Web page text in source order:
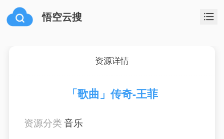
悟空云搜
资源详情
「歌曲」传奇-王菲
资源分类音乐